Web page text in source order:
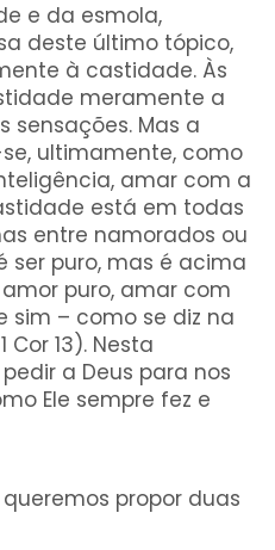
e da esmola,
deste último tópico,
à castidade. Às
meramente a
sensações. Mas a
ultimamente, como
amar com a
está em todas
entre namorados ou
ser puro, mas é acima
puro, amar com
sim – como se diz na
13). Nesta
a Deus para nos
Ele sempre fez e
propor duas